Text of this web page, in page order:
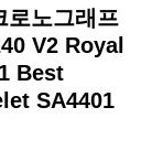
로노그래프
V2 Royal
Best
SA4401